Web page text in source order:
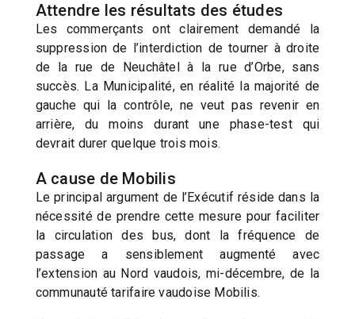
Attendre les résultats des études
Les commerçants ont clairement demandé la
suppression de l’interdiction de tourner à droite
de la rue de Neuchâtel à la rue d’Orbe, sans
succès. La Municipalité, en réalité la majorité de
gauche qui la contrôle, ne veut pas revenir en
arrière, du moins durant une phase-test qui
devrait durer quelque trois mois.
A cause de Mobilis
Le principal argument de l’Exécutif réside dans la
nécessité de prendre cette mesure pour faciliter
la circulation des bus, dont la fréquence de
passage a sensiblement augmenté avec
l’extension au Nord vaudois, mi-décembre, de la
communauté tarifaire vaudoise Mobilis.